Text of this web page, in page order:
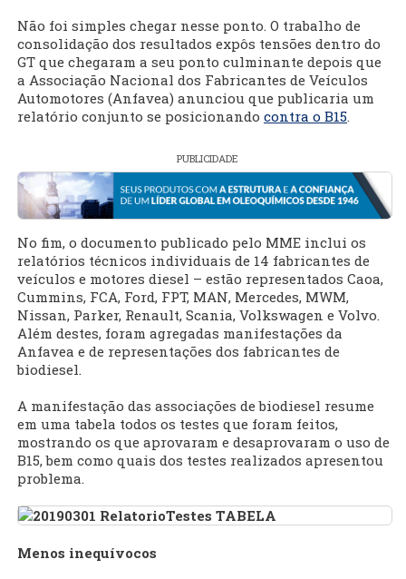
Não foi simples chegar nesse ponto. O trabalho de
consolidação dos resultados expôs tensões dentro do
GT que chegaram a seu ponto culminante depois que
a Associação Nacional dos Fabricantes de Veículos
Automotores (Anfavea) anunciou que publicaria um
relatório conjunto se posicionando contra o B15.
PUBLICIDADE
No fim, o documento publicado pelo MME inclui os
relatórios técnicos individuais de 14 fabricantes de
veículos e motores diesel – estão representados Caoa,
Cummins, FCA, Ford, FPT, MAN, Mercedes, MWM,
Nissan, Parker, Renault, Scania, Volkswagen e Volvo.
Além destes, foram agregadas manifestações da
Anfavea e de representações dos fabricantes de
biodiesel.
A manifestação das associações de biodiesel resume
em uma tabela todos os testes que foram feitos,
mostrando os que aprovaram e desaprovaram o uso de
B15, bem como quais dos testes realizados apresentou
problema.
Menos inequívocos